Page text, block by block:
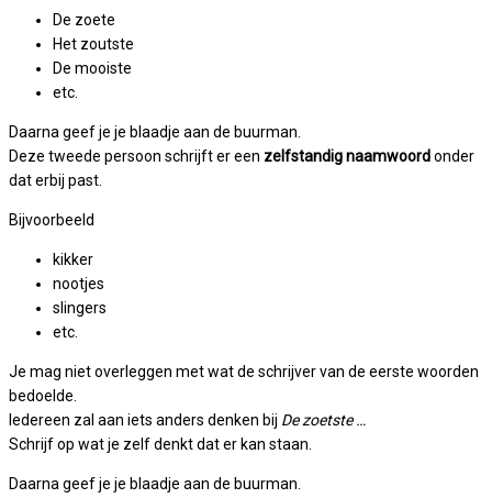
De zoete
Het zoutste
De mooiste
etc.
Daarna geef je je blaadje aan de buurman.
Deze tweede persoon schrijft er een zelfstandig naamwoordonder
dat erbij past.
Bijvoorbeeld
kikker
nootjes
slingers
etc.
Je mag niet overleggen met wat de schrijver van de eerste woorden
bedoelde.
Iedereen zal aan iets anders denken bij De zoetste …
Schrijf op wat je zelf denkt dat er kan staan.
Daarna geef je je blaadje aan de buurman.